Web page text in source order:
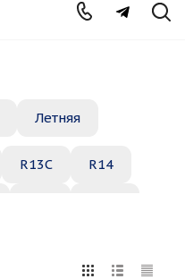
Летняя
R13C R14